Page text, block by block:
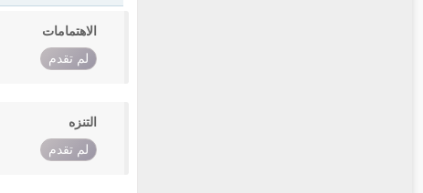
الاهتمامات
لم تقدم
التنزه
لم تقدم